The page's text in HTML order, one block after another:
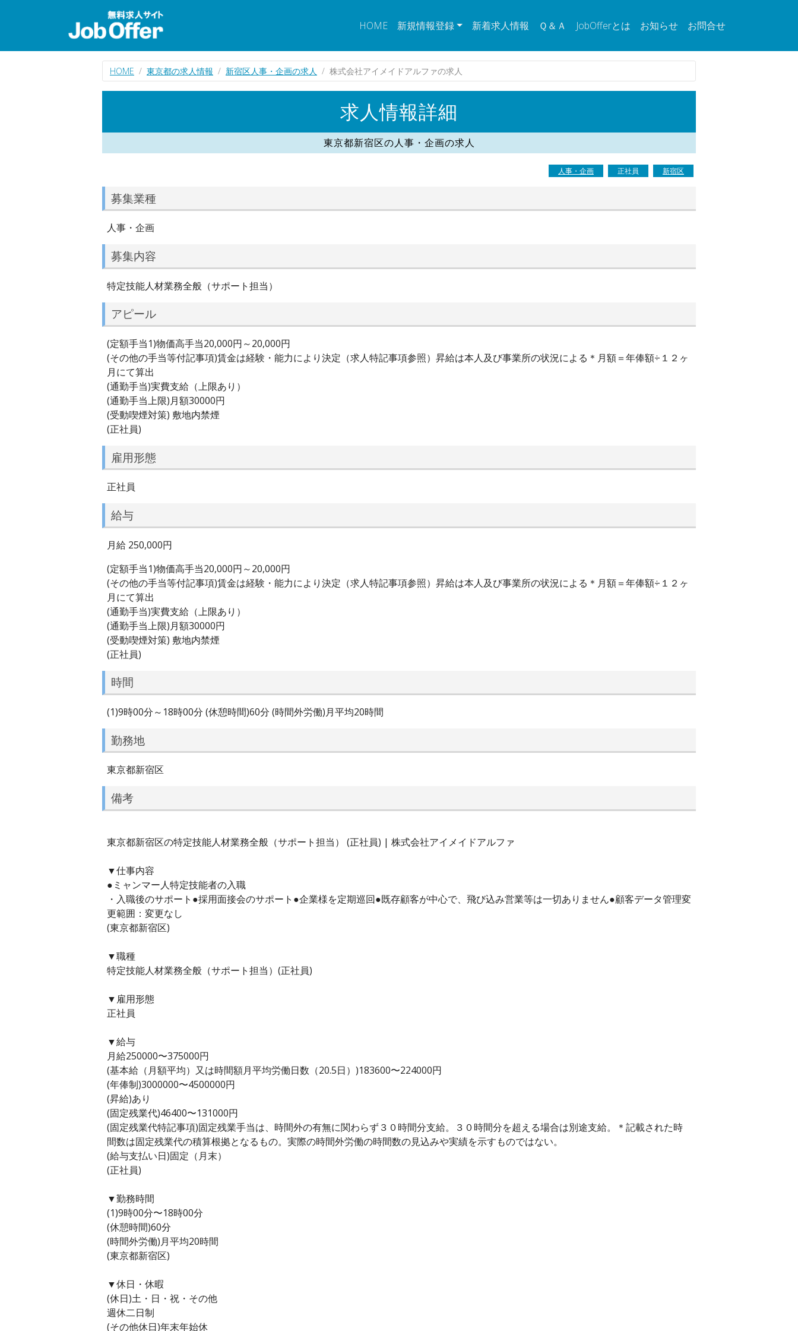
HOME 新規情報登録 新着求人情報 Ｑ＆Ａ JobOfferとは お知らせ お問合せ
HOME 東京都の求人情報 新宿区人事・企画の求人 株式会社アイメイドアルファの求人
求人情報詳細
東京都新宿区の人事・企画の求人
人事・企画 正社員 新宿区
募集業種
人事・企画
募集内容
特定技能人材業務全般（サポート担当）
アピール
(定額手当1)物価高手当20,000円～20,000円
(その他の手当等付記事項)賃金は経験・能力により決定（求人特記事項参照）昇給は本人及び事業所の状況による＊月額＝年俸額÷１２ヶ
月にて算出
(通勤手当)実費支給（上限あり）
(通勤手当上限)月額30000円
(受動喫煙対策) 敷地内禁煙
(正社員)
雇用形態
正社員
給与
月給 250,000円
(定額手当1)物価高手当20,000円～20,000円
(その他の手当等付記事項)賃金は経験・能力により決定（求人特記事項参照）昇給は本人及び事業所の状況による＊月額＝年俸額÷１２ヶ
月にて算出
(通勤手当)実費支給（上限あり）
(通勤手当上限)月額30000円
(受動喫煙対策) 敷地内禁煙
(正社員)
時間
(1)9時00分～18時00分 (休憩時間)60分 (時間外労働)月平均20時間
勤務地
東京都新宿区
備考
東京都新宿区の特定技能人材業務全般（サポート担当） (正社員) | 株式会社アイメイドアルファ
▼仕事内容
●ミャンマー人特定技能者の入職
・入職後のサポート●採用面接会のサポート●企業様を定期巡回●既存顧客が中心で、飛び込み営業等は一切ありません●顧客データ管理変
更範囲：変更なし
(東京都新宿区)
▼職種
特定技能人材業務全般（サポート担当）(正社員)
▼雇用形態
正社員
▼給与
月給250000〜375000円
(基本給（月額平均）又は時間額月平均労働日数（20.5日）)183600〜224000円
(年俸制)3000000〜4500000円
(昇給)あり
(固定残業代)46400〜131000円
(固定残業代特記事項)固定残業手当は、時間外の有無に関わらず３０時間分支給。３０時間分を超える場合は別途支給。＊記載された時
間数は固定残業代の積算根拠となるもの。実際の時間外労働の時間数の見込みや実績を示すものではない。
(給与支払い日)固定（月末）
(正社員)
▼勤務時間
(1)9時00分〜18時00分
(休憩時間)60分
(時間外労働)月平均20時間
(東京都新宿区)
▼休日・休暇
(休日)土・日・祝・その他
週休二日制
(その他休日)年末年始休